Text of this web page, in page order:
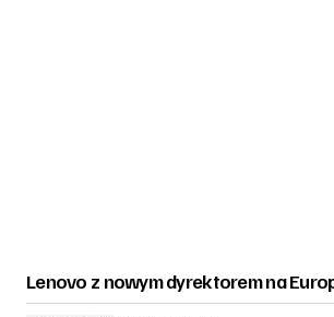
Lenovo z nowym dyrektorem na